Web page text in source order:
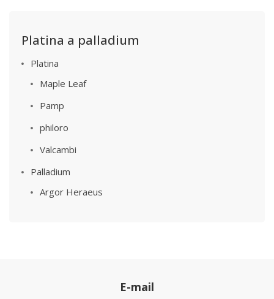
Platina a palladium
Platina
Maple Leaf
Pamp
philoro
Valcambi
Palladium
Argor Heraeus
E-mail